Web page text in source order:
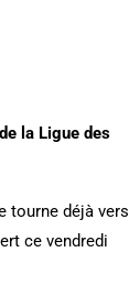
la Ligue des
tourne déjà vers
ce vendredi